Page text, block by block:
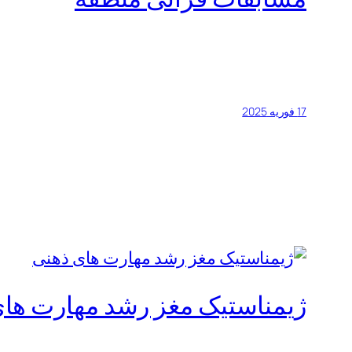
17 فوریه 2025
ژیمناستیک مغز رشد مهارت